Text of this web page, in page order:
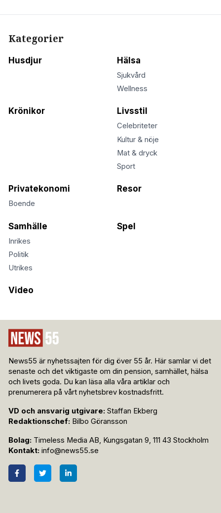
Kategorier
Husdjur Hälsa
Sjukvård
Wellness
Krönikor Livsstil
Celebriteter
Kultur & nöje
Mat & dryck
Sport
Privatekonomi
Boende
Resor
Samhälle
Inrikes
Politik
Utrikes
Spel
Video
News55 är nyhetssajten för dig över 55 år. Här samlar vi det
senaste och det viktigaste om din pension, samhället, hälsa
och livets goda. Du kan läsa alla våra artiklar och
prenumerera på vårt nyhetsbrev kostnadsfritt.
VD och ansvarig utgivare: Staffan Ekberg
Redaktionschef: Bilbo Göransson
Bolag: Timeless Media AB, Kungsgatan 9, 111 43 Stockholm
Kontakt: info@news55.se